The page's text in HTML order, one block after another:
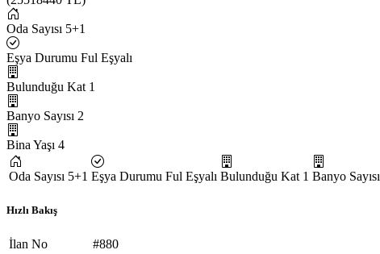
Oda Sayısı 5+1
Eşya Durumu Ful Eşyalı
Bulunduğu Kat 1
Banyo Sayısı 2
Bina Yaşı 4
Oda Sayısı 5+1 Eşya Durumu Ful Eşyalı Bulunduğu Kat 1 Banyo Sayısı
Hızlı Bakış
İlan No
#880